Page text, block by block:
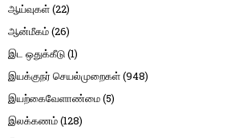
ஆய்வுகள்(22)
ஆன்மீகம்(26)
இட ஒதுக்கீடு(1)
இயக்குநர் செயல்முறைகள்(948)
இயற்கைவேளாண்மை(5)
இலக்கணம்(128)